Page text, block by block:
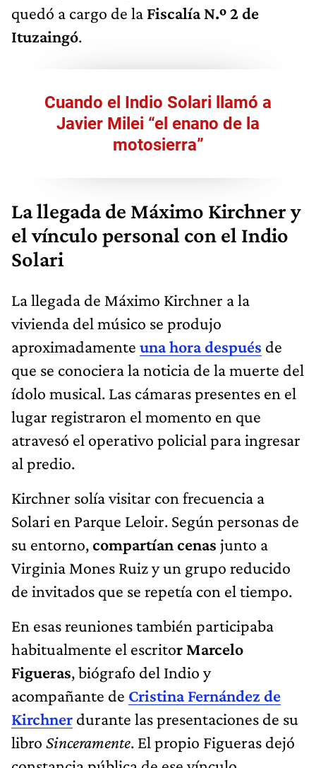
quedó a cargo de la Fiscalía N.º 2 de
Ituzaingó.
Cuando el Indio Solari llamó a
Javier Milei “el enano de la
motosierra”
La llegada de Máximo Kirchner y
el vínculo personal con el Indio
Solari
La llegada de Máximo Kirchner a la
vivienda del músico se produjo
aproximadamente una hora después de
que se conociera la noticia de la muerte del
ídolo musical. Las cámaras presentes en el
lugar registraron el momento en que
atravesó el operativo policial para ingresar
al predio.
Kirchner solía visitar con frecuencia a
Solari en Parque Leloir. Según personas de
su entorno,compartían cenas junto a
Virginia Mones Ruiz y un grupo reducido
de invitados que se repetía con el tiempo.
En esas reuniones también participaba
habitualmente el escritor Marcelo
Figueras, biógrafo del Indio y
acompañante de Cristina Fernández de
Kirchner durante las presentaciones de su
libro Sinceramente. El propio Figueras dejó